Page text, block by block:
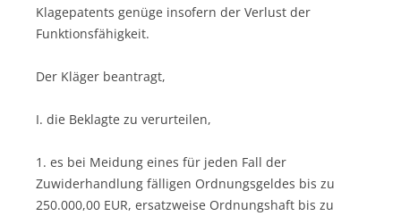
Klagepatents genüge insofern der Verlust der
Funktionsfähigkeit.
Der Kläger beantragt,
I. die Beklagte zu verurteilen,
1. es bei Meidung eines für jeden Fall der
Zuwiderhandlung fälligen Ordnungsgeldes bis zu
250.000,00 EUR, ersatzweise Ordnungshaft bis zu